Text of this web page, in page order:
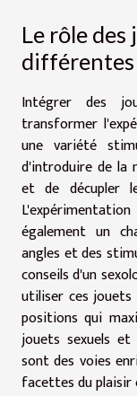
Le rôle des
Intégrer des
transformer
une variété
d'introduire de la
et de décupler
également un
angles et des
conseils d'un
utiliser ces
positions qui
jouets sexuels et
sont des voies
facettes du plaisir